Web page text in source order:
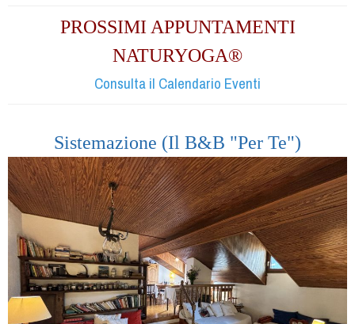
PROSSIMI APPUNTAMENTI
NATURYOGA®
Consulta il Calendario Eventi
Sistemazione (Il B&B "Per Te")